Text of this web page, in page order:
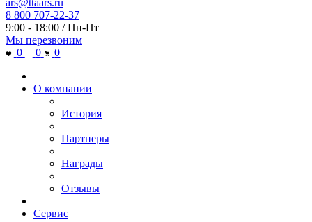
8 800 707-22-37
9:00 - 18:00 / Пн-Пт
Мы перезвоним
0
0 0
О компании
История
Партнеры
Награды
Отзывы
Сервис